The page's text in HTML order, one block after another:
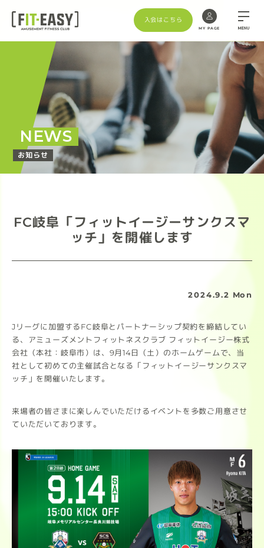
入会はこちら
MY PAGE MENU
NEWS
お知らせ
FC岐阜「フィットイージーサンクスマ
ッチ」を開催します
2024.9.2 Mon
Jリーグに加盟するFC岐阜とパートナーシップ契約を締結してい
る、アミューズメントフィットネスクラブ フィットイージー株式
会社（本社：岐阜市）は、9月14日（土）のホームゲームで、当
社として初めての主催試合となる「フィットイージーサンクスマ
ッチ」を開催いたします。
来場者の皆さまに楽しんでいただけるイベントを多数ご用意させ
ていただいております。